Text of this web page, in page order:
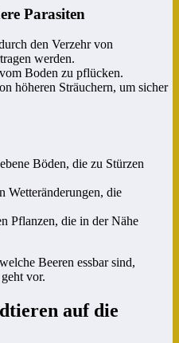
Parasiten
den Verzehr von
werden.
Boden zu pflücken.
höheren Sträuchern, um sicher
Böden, die zu Stürzen
Wetteränderungen, die
Pflanzen, die in der Nähe
Beeren essbar sind,
vor.
auf die